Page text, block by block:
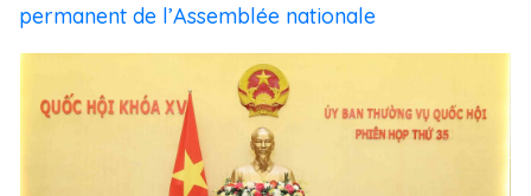
permanent de l’Assemblée nationale